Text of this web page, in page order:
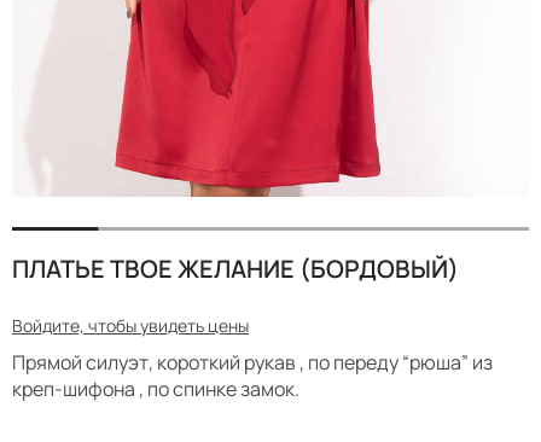
ПЛАТЬЕ ТВОЕ ЖЕЛАНИЕ (БОРДОВЫЙ)
Войдите, чтобы увидеть цены
Прямой силуэт, короткий рукав , по переду “рюша” из
креп-шифона , по спинке замок.